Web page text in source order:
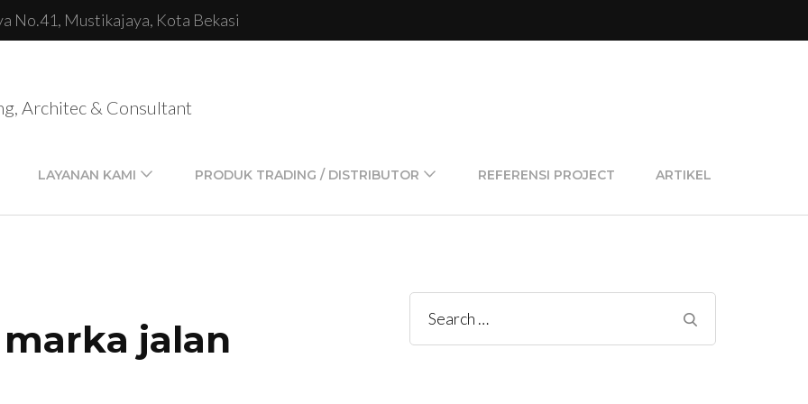
No.41, Mustikajaya, Kota Bekasi
Architec & Consultant
LAYANAN KAMI PRODUK TRADING / DISTRIBUTOR REFERENSI PROJECT ARTIKEL
jalan
Search
for: